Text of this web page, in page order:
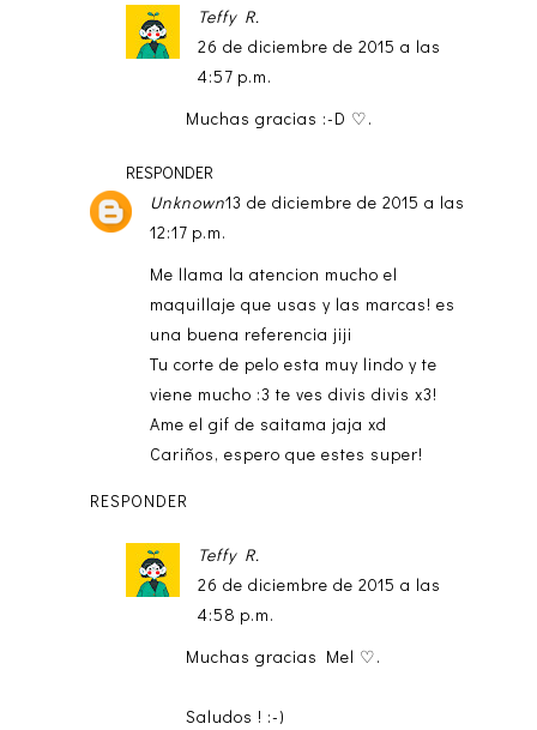
Teffy R.
26 de diciembre de 2015 a las
4:57 p.m.
Muchas gracias :-D ♡.
RESPONDER
Unknown13 de diciembre de 2015 a las
12:17 p.m.
Me llama la atencion mucho el
maquillaje que usas y las marcas! es
una buena referencia jiji
Tu corte de pelo esta muy lindo y te
viene mucho :3 te ves divis divis x3!
Ame el gif de saitama jaja xd
Cariños, espero que estes super!
RESPONDER
Teffy R.
26 de diciembre de 2015 a las
4:58 p.m.
Muchas gracias Mel ♡.
Saludos ! :-)